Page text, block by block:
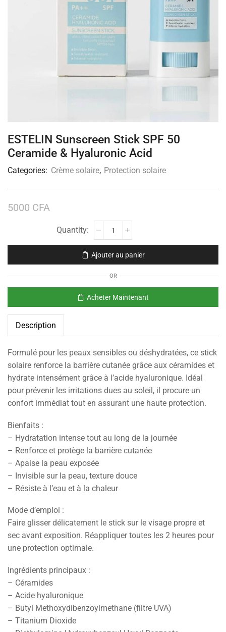
ESTELIN Sunscreen Stick SPF 50
Ceramide & Hyaluronic Acid
Categories: Crème solaire, Protection solaire
5000 CFA
Ajouter au panier
OR
Acheter Maintenant
Description
Formulé pour les peaux sensibles ou déshydratées, ce stick
solaire renforce la barrière cutanée grâce aux céramides et
hydrate intensément grâce à l’acide hyaluronique. Idéal
pour prévenir les irritations dues au soleil, il procure un
confort immédiat tout en assurant une haute protection.
Bienfaits :
– Hydratation intense tout au long de la journée
– Renforce et protège la barrière cutanée
– Apaise la peau exposée
– Invisible sur la peau, texture douce
– Résiste à l’eau et à la chaleur
Mode d’emploi :
Faire glisser délicatement le stick sur le visage propre et
sec avant exposition. Réappliquer toutes les 2 heures pour
une protection optimale.
Ingrédients principaux :
– Céramides
– Acide hyaluronique
– Butyl Methoxydibenzoylmethane (filtre UVA)
– Titanium Dioxide